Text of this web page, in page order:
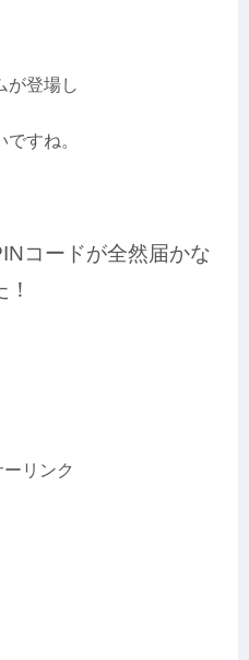
が登場し
すね。
コードが全然届かな
リンク